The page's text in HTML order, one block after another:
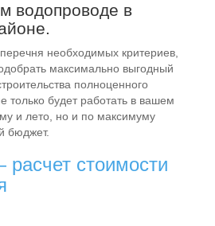
водопроводе в
необходимых критериев,
максимально выгодный
полноценного
только будет работать в вашем
и лето, но и по максимуму
бюджет.
стоимости